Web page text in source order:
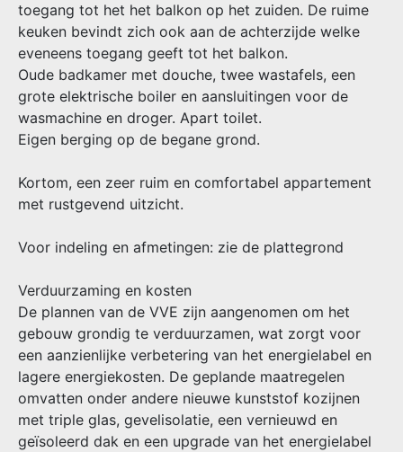
toegang tot het het balkon op het zuiden. De ruime
keuken bevindt zich ook aan de achterzijde welke
eveneens toegang geeft tot het balkon.
Oude badkamer met douche, twee wastafels, een
grote elektrische boiler en aansluitingen voor de
wasmachine en droger. Apart toilet.
Eigen berging op de begane grond.
Kortom, een zeer ruim en comfortabel appartement
met rustgevend uitzicht.
Voor indeling en afmetingen: zie de plattegrond
Verduurzaming en kosten
De plannen van de VVE zijn aangenomen om het
gebouw grondig te verduurzamen, wat zorgt voor
een aanzienlijke verbetering van het energielabel en
lagere energiekosten. De geplande maatregelen
omvatten onder andere nieuwe kunststof kozijnen
met triple glas, gevelisolatie, een vernieuwd en
geïsoleerd dak en een upgrade van het energielabel